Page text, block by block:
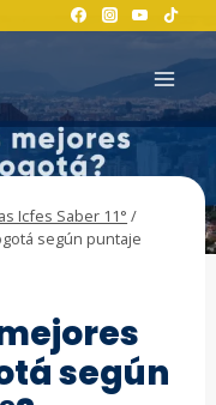
Icfes Saber 11° /
según puntaje
según